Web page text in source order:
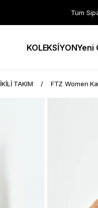
Tüm
KOLEKSİYONYeni
İKİLİ TAKIM FTZ Women